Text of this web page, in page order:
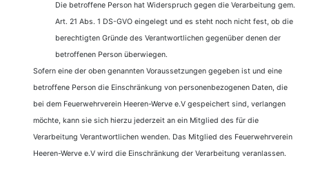
Die betroffene Person hat Widerspruch gegen die Verarbeitung gem.
Art. 21 Abs. 1 DS-GVO eingelegt und es steht noch nicht fest, ob die
berechtigten Gründe des Verantwortlichen gegenüber denen der
betroffenen Person überwiegen.
Sofern eine der oben genannten Voraussetzungen gegeben ist und eine
betroffene Person die Einschränkung von personenbezogenen Daten, die
bei dem Feuerwehrverein Heeren-Werve e.V gespeichert sind, verlangen
möchte, kann sie sich hierzu jederzeit an ein Mitglied des für die
Verarbeitung Verantwortlichen wenden. Das Mitglied des Feuerwehrverein
Heeren-Werve e.V wird die Einschränkung der Verarbeitung veranlassen.